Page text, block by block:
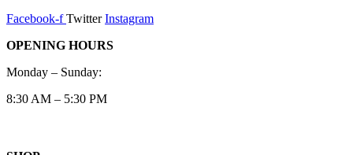
Facebook-f Twitter Instagram
OPENING HOURS
Monday – Sunday:
8:30 AM – 5:30 PM